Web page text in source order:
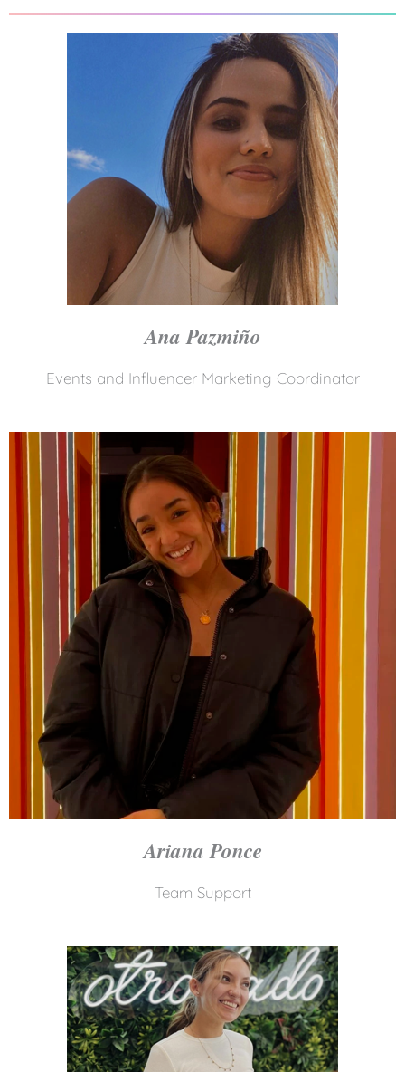
Ana Pazmiño
Events and Influencer Marketing Coordinator
Ariana Ponce
Team Support